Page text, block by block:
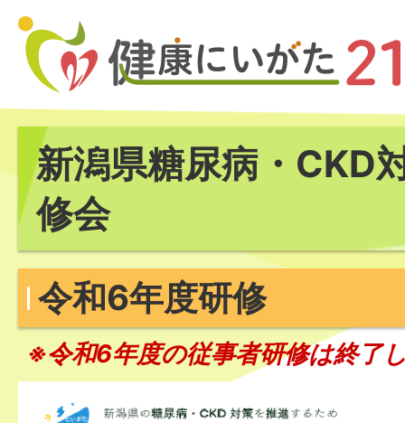
新潟県糖尿病・CKD
修会
令和6年度研修
※令和6年度の従事者研修は終了